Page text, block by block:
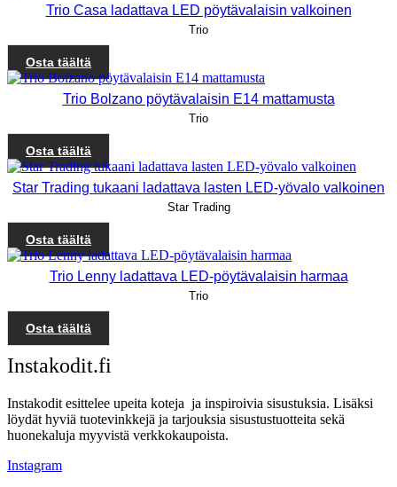
Trio Casa ladattava LED pöytävalaisin valkoinen
Trio
Osta täältä
Trio Bolzano pöytävalaisin E14 mattamusta
Trio
Osta täältä
Star Trading tukaani ladattava lasten LED-yövalo valkoinen
Star Trading
Osta täältä
Trio Lenny ladattava LED-pöytävalaisin harmaa
Trio
Osta täältä
Instakodit.fi
Instakodit esittelee upeita koteja ja inspiroivia sisustuksia. Lisäksi
löydät hyviä tuotevinkkejä ja tarjouksia sisustustuotteita sekä
huonekaluja myyvistä verkkokaupoista.
Instagram